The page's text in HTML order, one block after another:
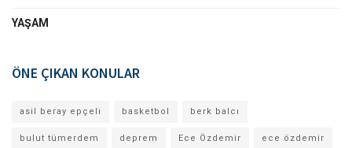
YAŞAM
ÖNE ÇIKAN KONULAR
asil beray epçeli basketbol berk balcı
bulut tümerdem deprem Ece Özdemir ece özdemir